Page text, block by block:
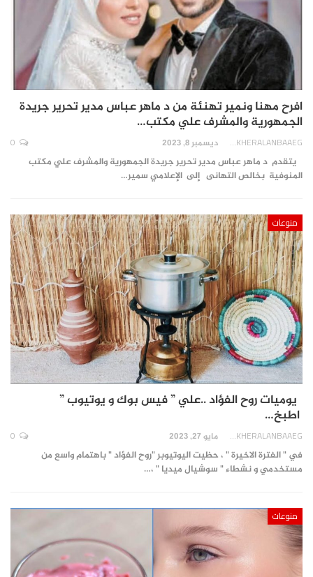
افرح مهنا ونمير تهنئة من د ماهر عباس مدير تحرير جريدة
الجمهورية والمشرف علي مكتب…
AKHERALANBAAEG ديسمبر 8, 2023
يتقدم د ماهر عباس مدير تحرير جريدة الجمهورية والمشرف علي مكتب
المنوفية بخالص التهانى إلى الإعلامي سمير…
منوعات
يوميات روح الفؤاد ..علي ” فيس بوك و يوتيوب ”
اطبخ…
AKHERALANBAAEG مايو 27, 2023
في " الفترة الاخيرة " ، حظيت اليوتيوبر "روح الفؤاد " باهتمام واسع من
مستخدمي و نشطاء " سوشيال ميديا " ،…
منوعات